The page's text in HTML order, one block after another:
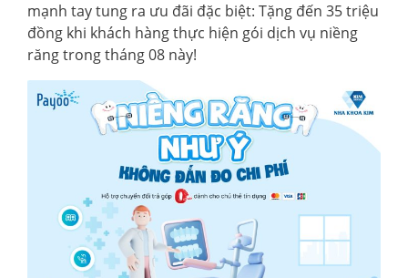
LIÊN HỆ
mạnh tay tung ra ưu đãi đặc biệt: Tặng đến 35 triệu
đồng khi khách hàng thực hiện gói dịch vụ niềng
răng trong tháng 08 này!